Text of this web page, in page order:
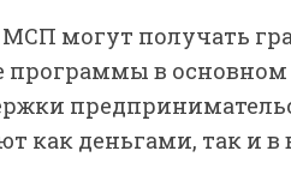
могут получать
программы в
как деньгами, так и в